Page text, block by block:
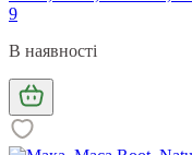
9
В наявності